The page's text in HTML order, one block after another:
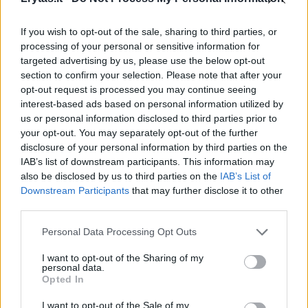
If you wish to opt-out of the sale, sharing to third parties, or
processing of your personal or sensitive information for
targeted advertising by us, please use the below opt-out
section to confirm your selection. Please note that after your
opt-out request is processed you may continue seeing
interest-based ads based on personal information utilized by
us or personal information disclosed to third parties prior to
your opt-out. You may separately opt-out of the further
disclosure of your personal information by third parties on the
IAB’s list of downstream participants. This information may
also be disclosed by us to third parties on the IAB’s List of
Downstream Participants that may further disclose it to other
Personal Data Processing Opt Outs
I want to opt-out of the Sharing of my
personal data.
Opted In
I want to opt-out of the Sale of my
pristato
modernią
erdvę
profesionaliems
renginiams
Vienu ryškių šių metų ceremonijų akcentų
tapo naujosios Vilniaus kolegijos mantijos,
kuriomis absolventai pirmą kartą pasipuošė